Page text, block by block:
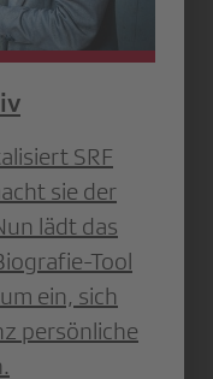
SRF
sie der
lädt das
Tool
ein, sich
persönliche